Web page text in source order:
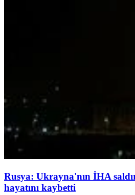
Rusya: Ukrayna'nın İHA
hayatını kaybetti